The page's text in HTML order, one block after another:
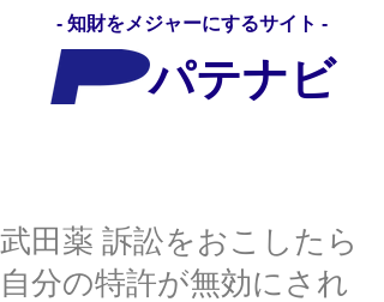
- 知財をメジャーにするサイト -
パテナビ
武田薬 訴訟をおこしたら
自分の特許が無効にされ